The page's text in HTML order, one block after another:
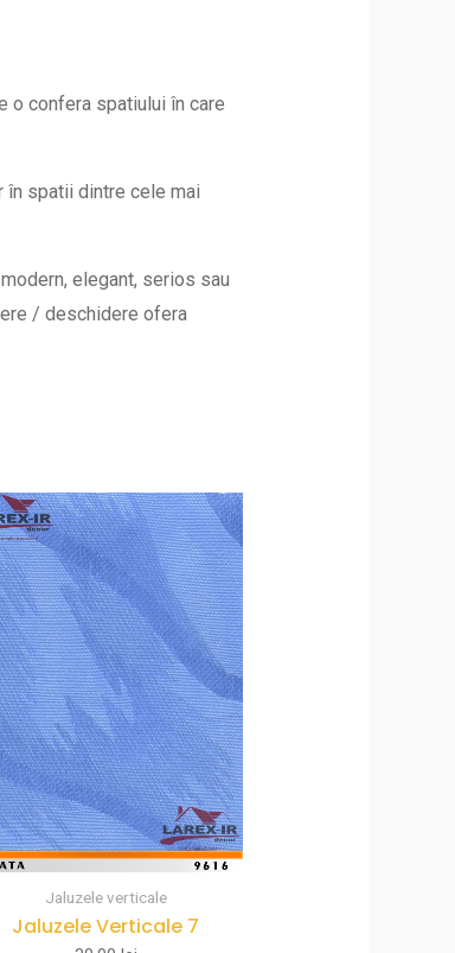
o confera spatiului în care
spatii dintre cele mai
elegant, serios sau
/ deschidere ofera
Jaluzele verticale
Jaluzele Verticale 7